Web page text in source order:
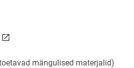
on new page
page
link opens on new page
mängulised materjalid)